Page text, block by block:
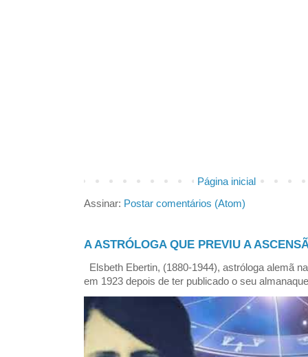
Página inicial
Assinar: Postar comentários (Atom)
A ASTRÓLOGA QUE PREVIU A
Elsbeth Ebertin, (1880-1944), astróloga alemã
em 1923 depois de ter publicado o seu